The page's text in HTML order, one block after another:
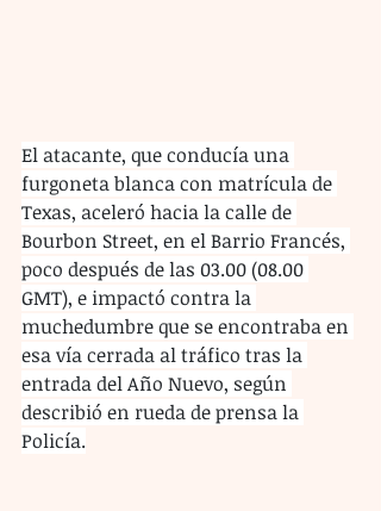
El atacante, que conducía una
furgoneta blanca con matrícula de
Texas, aceleró hacia la calle de
Bourbon Street, en el Barrio Francés,
poco después de las 03.00 (08.00
GMT), e impactó contra la
muchedumbre que se encontraba en
esa vía cerrada al tráfico tras la
entrada del Año Nuevo, según
describió en rueda de prensa la
Policía.